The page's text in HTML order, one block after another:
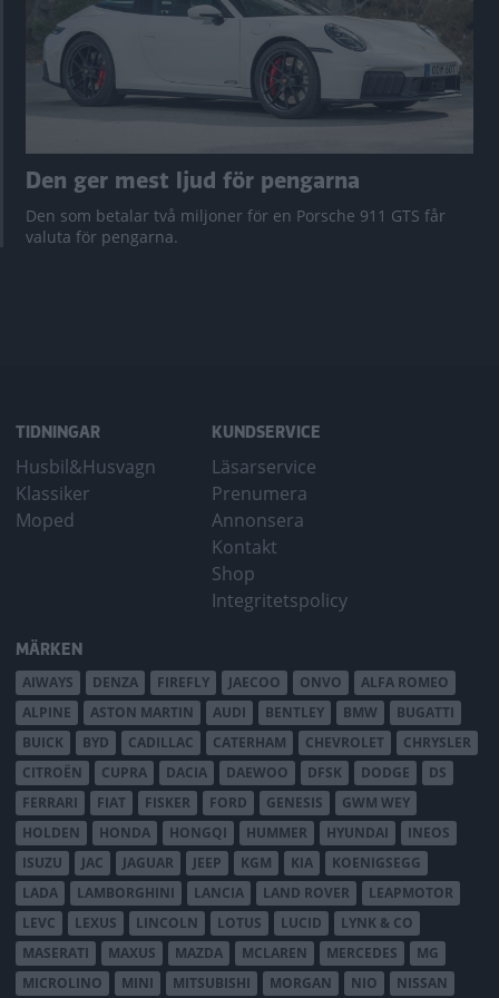
Den ger mest ljud för pengarna
Den som betalar två miljoner för en Porsche 911 GTS får
valuta för pengarna.
TIDNINGAR
Husbil&Husvagn
Klassiker
Moped
KUNDSERVICE
Läsarservice
Prenumera
Annonsera
Kontakt
Shop
Integritetspolicy
MÄRKEN
AIWAYS DENZA FIREFLY JAECOO ONVO
ALFA ROMEO
ALPINE
ASTON MARTIN AUDI BENTLEY BMW
BUGATTI
BUICK
BYD CADILLAC CATERHAM CHEVROLET
CHRYSLER
CITROËN
CUPRA DACIA DAEWOO DFSK DODGE
DS
FERRARI
FIAT FISKER FORD GENESIS
GWM WEY
HOLDEN
HONDA HONGQI HUMMER HYUNDAI
INEOS
ISUZU
JAC JAGUAR JEEP KGM KIA
KOENIGSEGG
LADA
LAMBORGHINI LANCIA LAND ROVER
LEAPMOTOR
LEVC
LEXUS LINCOLN LOTUS LUCID
LYNK & CO
MASERATI
MAXUS MAZDA MCLAREN MERCEDES
MG
MICROLINO
MINI MITSUBISHI MORGAN NIO NISSAN